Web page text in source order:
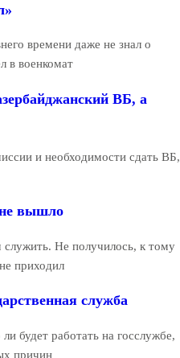
времени даже не знал о
в военкомат
ВБ, а
и необходимости сдать ВБ,
вышло
Не получилось, к тому
приходил
служба
будет работать на госслужбе,
причин